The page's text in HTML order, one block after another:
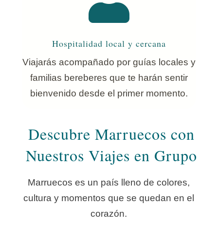
Hospitalidad local y cercana
Viajarás acompañado por guías locales y
familias bereberes que te harán sentir
bienvenido desde el primer momento.
Descubre Marruecos con
Nuestros Viajes en Grupo
Marruecos es un país lleno de colores,
cultura y momentos que se quedan en el
corazón.